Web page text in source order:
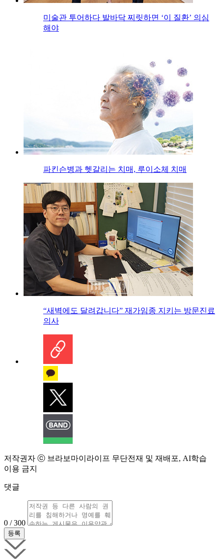
미술관 투어하다 발바닥 찌릿하면 ‘이 질환’ 의심
해야
파킨슨병과 헷갈리는 치매, 루이소체 치매
“새벽에도 달려갑니다” 재가임종 지키는 방문진료
의사
저작권자 ⓒ 브라보마이라이프 무단전재 및 재배포, AI학습
이용 금지
댓글
0 / 300